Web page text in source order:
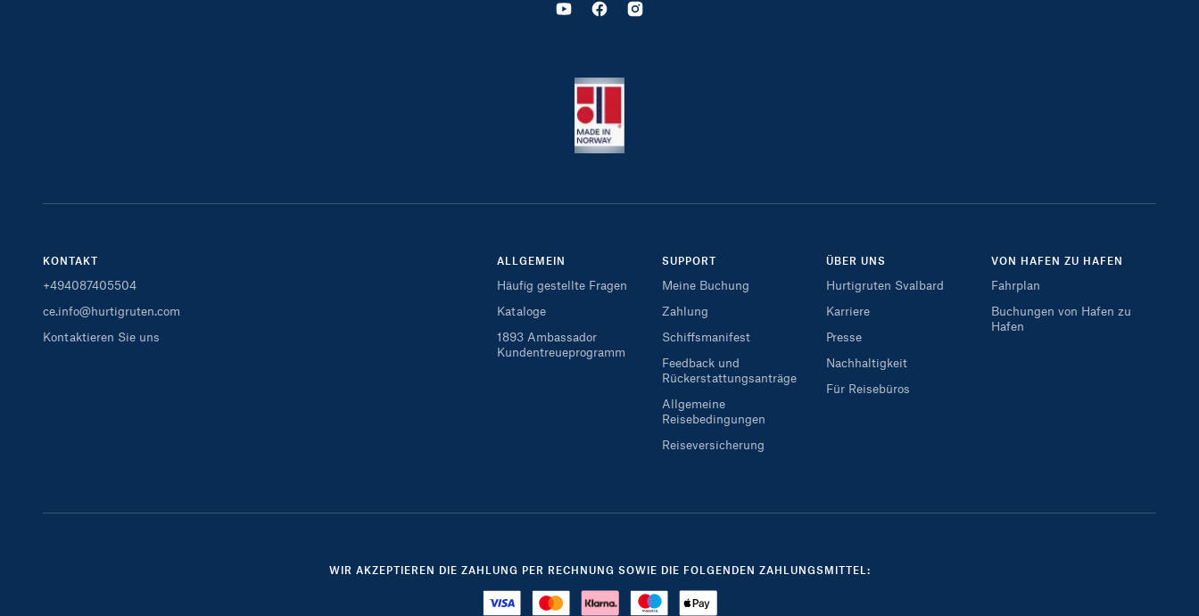
KONTAKT
+494087405504
ce.info@hurtigruten.com
Kontaktieren Sie uns
ALLGEMEIN
Häufig gestellte Fragen
Kataloge
1893 Ambassador
Kundentreueprogramm
SUPPORT
Meine Buchung
Zahlung
Schiffsmanifest
Feedback und
Rückerstattungsanträge
Allgemeine
Reisebedingungen
Reiseversicherung
ÜBER UNS
Hurtigruten Svalbard
Karriere
Presse
Nachhaltigkeit
Für Reisebüros
VON HAFEN ZU HAFEN
Fahrplan
Buchungen von Hafen zu
Hafen
WIR AKZEPTIEREN DIE ZAHLUNG PER RECHNUNG SOWIE DIE FOLGENDEN ZAHLUNGSMITTEL: